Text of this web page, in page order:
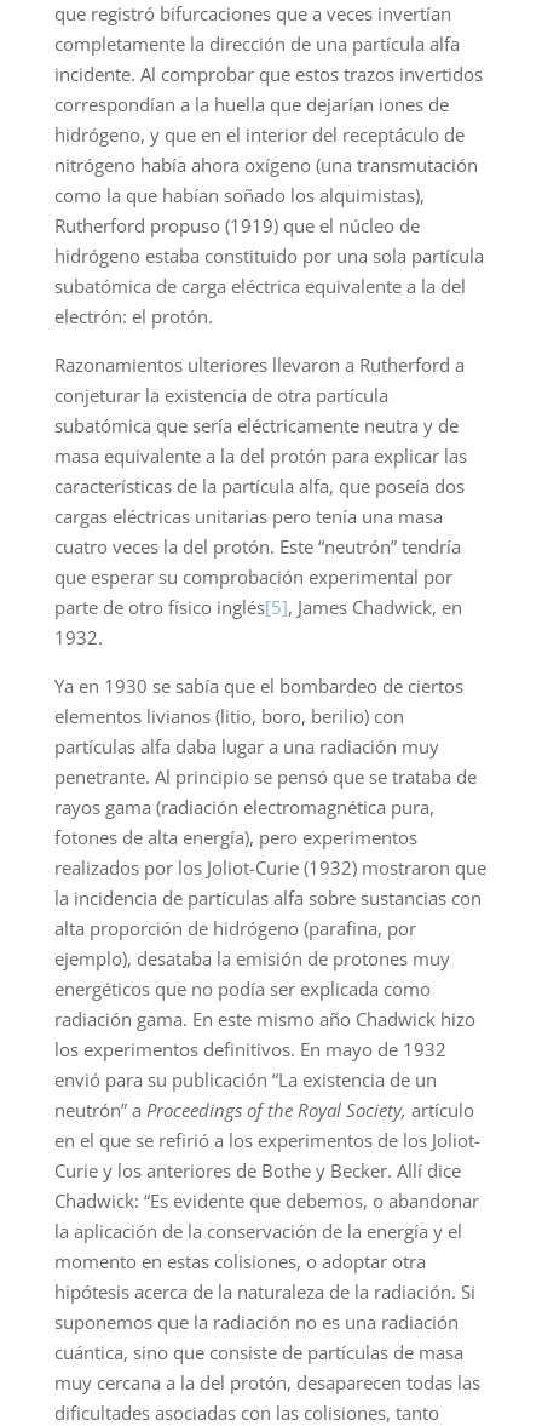
que registró bifurcaciones que a veces invertían
completamente la dirección de una partícula alfa
incidente. Al comprobar que estos trazos invertidos
correspondían a la huella que dejarían iones de
hidrógeno, y que en el interior del receptáculo de
nitrógeno había ahora oxígeno (una transmutación
como la que habían soñado los alquimistas),
Rutherford propuso (1919) que el núcleo de
hidrógeno estaba constituido por una sola partícula
subatómica de carga eléctrica equivalente a la del
electrón: el protón.
Razonamientos ulteriores llevaron a Rutherford a
conjeturar la existencia de otra partícula
subatómica que sería eléctricamente neutra y de
masa equivalente a la del protón para explicar las
características de la partícula alfa, que poseía dos
cargas eléctricas unitarias pero tenía una masa
cuatro veces la del protón. Este “neutrón” tendría
que esperar su comprobación experimental por
parte de otro físico inglés[5], James Chadwick, en
1932.
Ya en 1930 se sabía que el bombardeo de ciertos
elementos livianos (litio, boro, berilio) con
partículas alfa daba lugar a una radiación muy
penetrante. Al principio se pensó que se trataba de
rayos gama (radiación electromagnética pura,
fotones de alta energía), pero experimentos
realizados por los Joliot-Curie (1932) mostraron que
la incidencia de partículas alfa sobre sustancias con
alta proporción de hidrógeno (parafina, por
ejemplo), desataba la emisión de protones muy
energéticos que no podía ser explicada como
radiación gama. En este mismo año Chadwick hizo
los experimentos definitivos. En mayo de 1932
envió para su publicación “La existencia de un
neutrón” a Proceedings of the Royal Society, artículo
en el que se refirió a los experimentos de los Joliot-
Curie y los anteriores de Bothe y Becker. Allí dice
Chadwick: “Es evidente que debemos, o abandonar
la aplicación de la conservación de la energía y el
momento en estas colisiones, o adoptar otra
hipótesis acerca de la naturaleza de la radiación. Si
suponemos que la radiación no es una radiación
cuántica, sino que consiste de partículas de masa
muy cercana a la del protón, desaparecen todas las
dificultades asociadas con las colisiones, tanto